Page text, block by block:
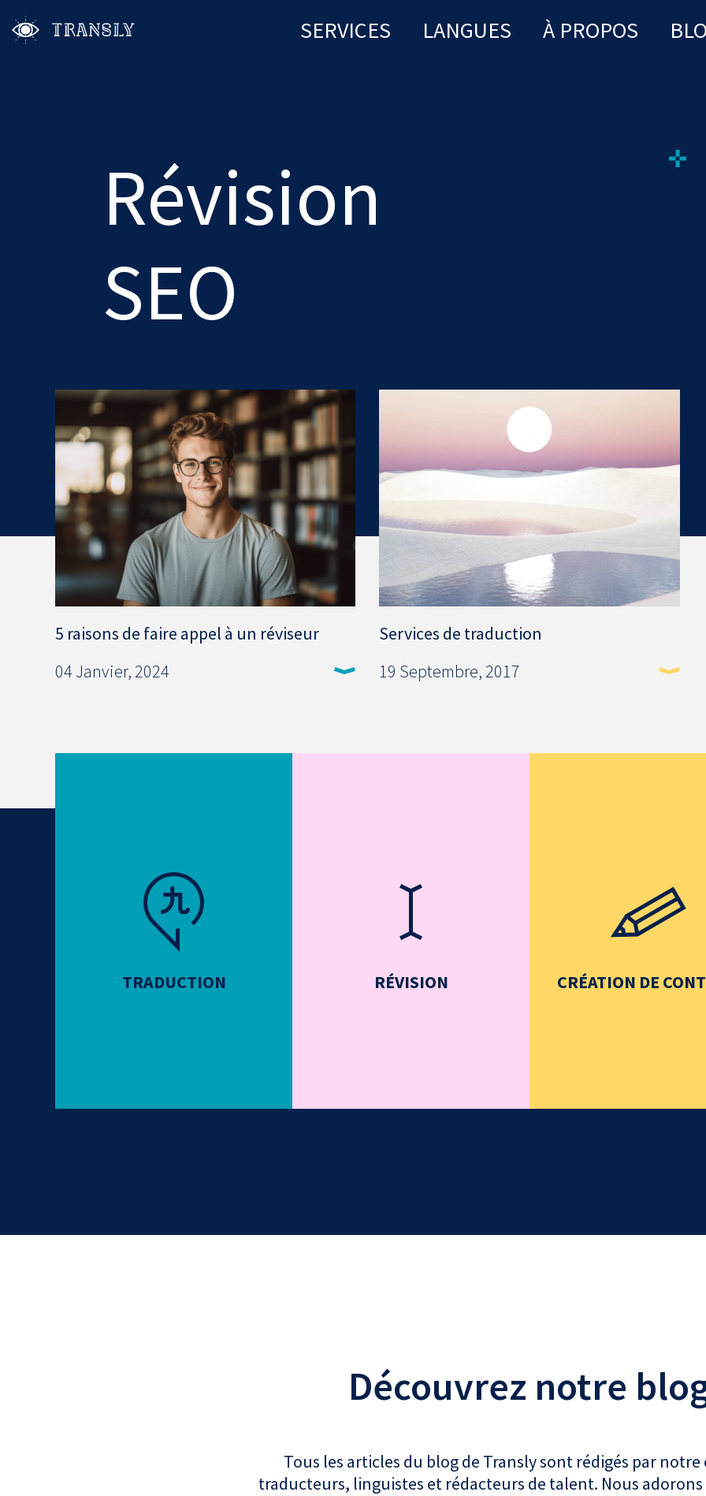
SERVICES LANGUES À PROPOS
Révision
SEO
5 raisons de faire appel à un réviseur
04 Janvier, 2024
Services de traduction
19 Septembre, 2017
TRADUCTION RÉVISION CRÉATION DE
Découvrez notre
Tous les articles du blog de Transly sont rédigés par notre
traducteurs, linguistes et rédacteurs de talent. Nous